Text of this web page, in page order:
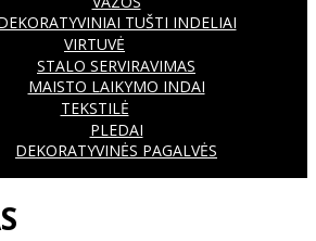
TUŠTI INDELIAI
VIRTUVĖ
STALO SERVIRAVIMAS
MAISTO LAIKYMO INDAI
TEKSTILĖ
PLEDAI
DEKORATYVINĖS PAGALVĖS